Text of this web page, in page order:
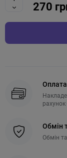
270
Оплата
Обмін
Обмін